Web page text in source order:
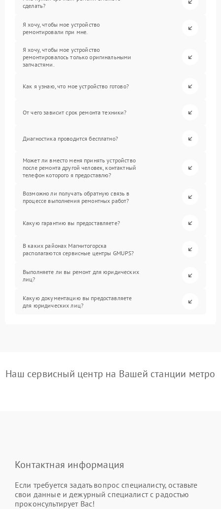
сделать?
Я хочу, чтобы мое устройство
ремонтировали при мне.
Я хочу, чтобы мое устройство
ремонтировалось только оригинальными
запчастями.
Как я узнаю, что мое устройство готово?
От чего зависит срок ремонта техники?
Диагностика проводится бесплатно?
Может ли вместо меня принять устройство
после ремонта другой человек, контактный
телефон которого я предоставлю?
Возможно ли получать обратную связь в
процессе выполнения ремонтных работ?
Какую гарантию вы предоставляете?
В каких районах Магнитогорска
располагаются сервисные центры GMUPS?
Выполняете ли вы ремонт для юридических
лиц?
Какую документацию вы предоставляете
для юридических лиц?
Наш сервисный центр на Вашей станции метро
Контактная информация
Если требуется задать вопрос специалисту, оставьте
свои данные и дежурный специалист с радостью
проконсультирует Вас!